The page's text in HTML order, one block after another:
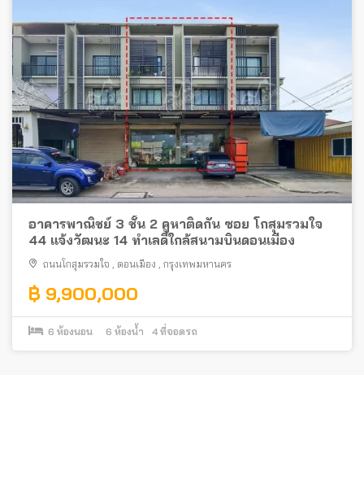
อาคารพาณิชย์ 3 ชั้น 2 คูหาติดกัน ซอย โกสุมรวมใจ
44 แจ้งวัฒนะ 14 ทำเลดีใกล้สนามบินดอนเมือง
ถนนโกสุมรวมใจ , ดอนเมือง , กรุงเทพมหานคร
฿ 9,900,000
6 ห้องนอน 6 ห้องน้ำ 4 ที่จอดรถ